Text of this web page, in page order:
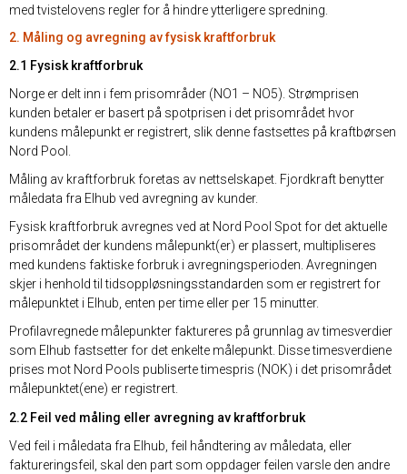
med tvistelovens regler for å hindre ytterligere spredning.
2. Måling og avregning av fysisk kraftforbruk
2.1 Fysisk kraftforbruk
Norge er delt inn i fem prisområder (NO1 – NO5). Strømprisen
kunden betaler er basert på spotprisen i det prisområdet hvor
kundens målepunkt er registrert, slik denne fastsettes på kraftbørsen
Nord Pool.
Måling av kraftforbruk foretas av nettselskapet. Fjordkraft benytter
måledata fra Elhub ved avregning av kunder.
Fysisk kraftforbruk avregnes ved at Nord Pool Spot for det aktuelle
prisområdet der kundens målepunkt(er) er plassert, multipliseres
med kundens faktiske forbruk i avregningsperioden. Avregningen
skjer i henhold til tidsoppløsningsstandarden som er registrert for
målepunktet i Elhub, enten per time eller per 15 minutter.
Profilavregnede målepunkter faktureres på grunnlag av timesverdier
som Elhub fastsetter for det enkelte målepunkt. Disse timesverdiene
prises mot Nord Pools publiserte timespris (NOK) i det prisområdet
målepunktet(ene) er registrert.
2.2 Feil ved måling eller avregning av kraftforbruk
Ved feil i måledata fra Elhub, feil håndtering av måledata, eller
faktureringsfeil, skal den part som oppdager feilen varsle den andre